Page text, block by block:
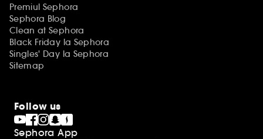
Premiul Sephora
Sephora Blog
Clean at Sephora
Black Friday la Sephora
Singles' Day la Sephora
Sitemap
Follow us
Sephora App